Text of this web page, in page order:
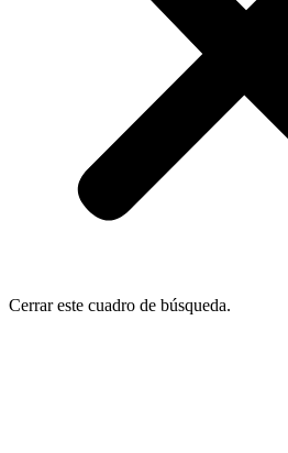
Cerrar este cuadro de búsqueda.